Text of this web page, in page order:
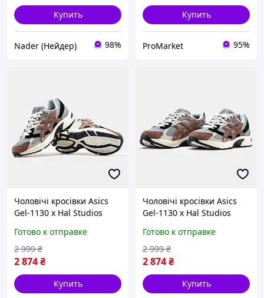
Купить
Nader (Нейдер) 98%
Купить
ProMarket 95%
Чоловічі кросівки Asics
Gel-1130 x Hal Studios
мужские асикс кросівки
asics чоловічі
Готово к отправке
2 874₴
2 999 ₴
Купить
Чоловічі кросівки Asics
Gel-1130 x Hal Studios
мужские асикс кросівки
asics чоловічі
Готово к отправке
2 874₴
2 999 ₴
Купить